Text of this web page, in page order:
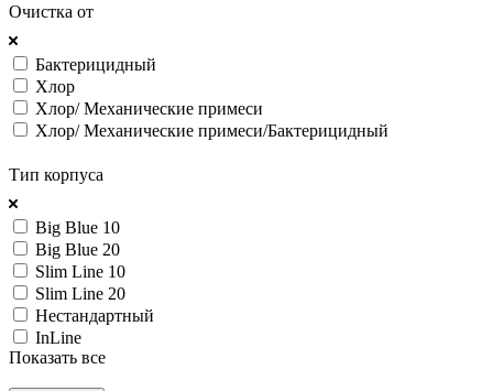
Очистка от
Бактерицидный
Хлор
Хлор/ Механические примеси
Хлор/ Механические примеси/Бактерицидный
Тип корпуса
Big Blue 10
Big Blue 20
Slim Line 10
Slim Line 20
Нестандартный
InLine
Показать все